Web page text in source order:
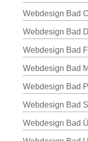
Webdesign Bad
Webdesign Bad
Webdesign Bad
Webdesign Bad
Webdesign Bad
Webdesign Bad
Webdesign Bad